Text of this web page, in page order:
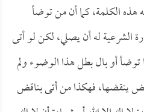
هذه الكلمة، كما أن من توضأ
الشرعية له أن يصلي، لكن لو أتى
أو بال بطل هذا الوضوء ولم
ينقضها، فهكذا من أتى بناقض